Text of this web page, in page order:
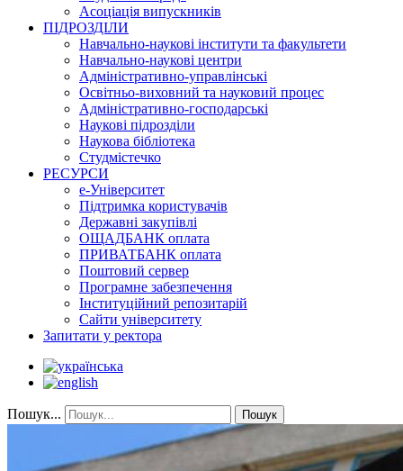
Асоціація випускників
ПІДРОЗДІЛИ
Навчально-наукові інститути та факультети
Навчально-наукові центри
Адміністративно-управлінські
Освітньо-виховний та науковий процес
Адміністративно-господарські
Наукові підрозділи
Наукова бібліотека
Студмістечко
РЕСУРСИ
е-Університет
Підтримка користувачів
Державні закупівлі
ОЩАДБАНК оплата
ПРИВАТБАНК оплата
Поштовий сервер
Програмне забезпечення
Інституційний репозитарій
Сайти університету
Запитати у ректора
Пошук... Пошук